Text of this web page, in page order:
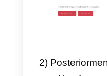
métricas
podrás
tus